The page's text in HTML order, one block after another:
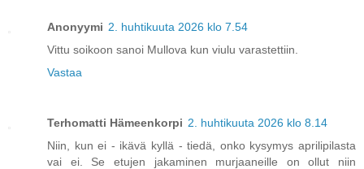
Anonyymi 2. huhtikuuta 2026 klo 7.54
Vittu soikoon sanoi Mullova kun viulu varastettiin.
Vastaa
Terhomatti Hämeenkorpi 2. huhtikuuta 2026 klo 8.14
Niin, kun ei - ikävä kyllä - tiedä, onko kysymys aprilipilasta
vai ei. Se etujen jakaminen murjaaneille on ollut niin